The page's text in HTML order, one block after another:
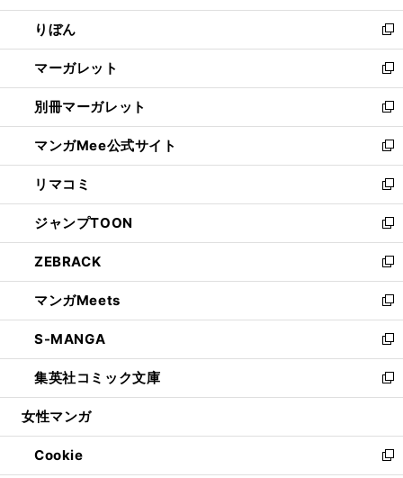
開
く
ウ
で
開
く
ン
ド
ウ
で
開
く
ウ
ィ
ン
ド
ウ
で
開
く
りぼん
新
し
い
ウ
ィ
ン
ド
ウ
で
開
く
マーガレット
新
し
い
ウ
ィ
ン
ド
ウ
で
開
く
別冊マーガレット
新
し
い
ウ
ィ
ン
ド
ウ
で
開
く
マンガMee公式サイト
新
し
い
ウ
ィ
ン
ド
ウ
で
開
く
リマコミ
新
し
い
ウ
ィ
ン
ド
ウ
で
開
く
ジャンプTOON
新
し
い
ウ
ィ
ン
ド
ウ
で
開
ZEBRACK
新
し
い
ウ
ィ
ン
ド
ウ
開
く
マンガMeets
新
し
い
ウ
ィ
ン
ウ
で
開
S-MANGA
新
し
い
ウ
ン
ド
集英社コミック文庫
新
し
ウ
ィ
女性マンガ
Cookie
新